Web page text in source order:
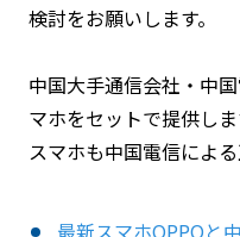
検討をお願いします。
中国大手通信会社・中
マホをセットで提供しま
スマホも中国電信による
最新スマホOPPOと